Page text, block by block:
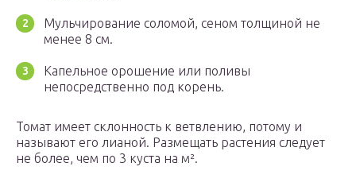
Мульчирование соломой, сеном толщиной не
менее 8 см.
Капельное орошение или поливы
непосредственно под корень.
Томат имеет склонность к ветвлению, потому и
называют его лианой. Размещать растения следует
не более, чем по 3 куста на м².